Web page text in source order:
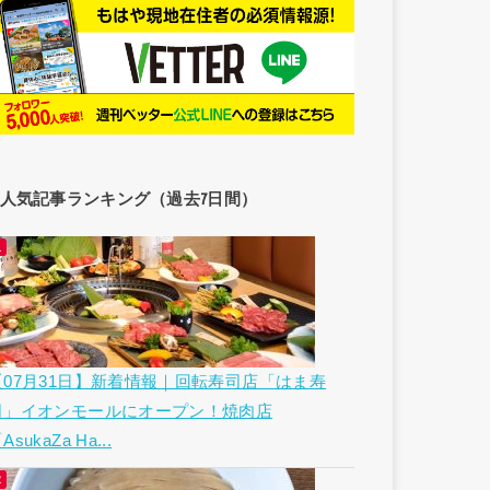
人気記事ランキング（過去7日間）
07月31日】新着情報｜回転寿司店「はま寿
」イオンモールにオープン！焼肉店
AsukaZa Ha...